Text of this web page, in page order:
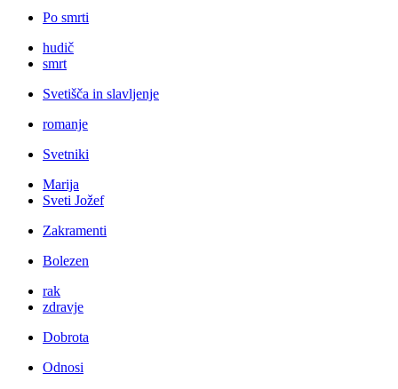
Po smrti
hudič
smrt
Svetišča in slavljenje
romanje
Svetniki
Marija
Sveti Jožef
Zakramenti
Bolezen
rak
zdravje
Dobrota
Odnosi